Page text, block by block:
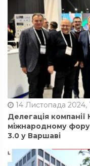
14 Листопада 2024,
Делегація
міжнародному
3.0 у Варшаві